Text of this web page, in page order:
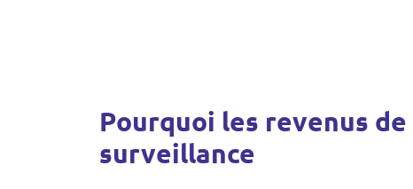
Pourquoi les revenus
surveillance